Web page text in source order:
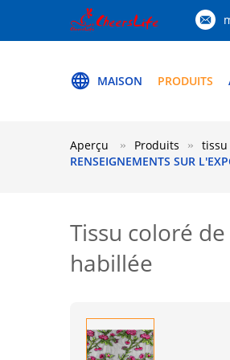
MAISON PRODUITS
RENSEIGNEMENTS SUR
Aperçu Produits
Tissu coloré
habillée